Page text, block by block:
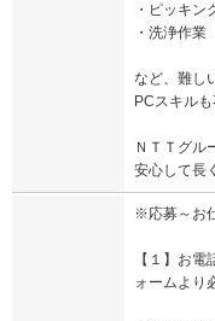
・ピッキン
・洗浄作業
など、難し
PCスキルも
ＮＴＴグル
安心して長
※応募～お
【１】お
ォームより